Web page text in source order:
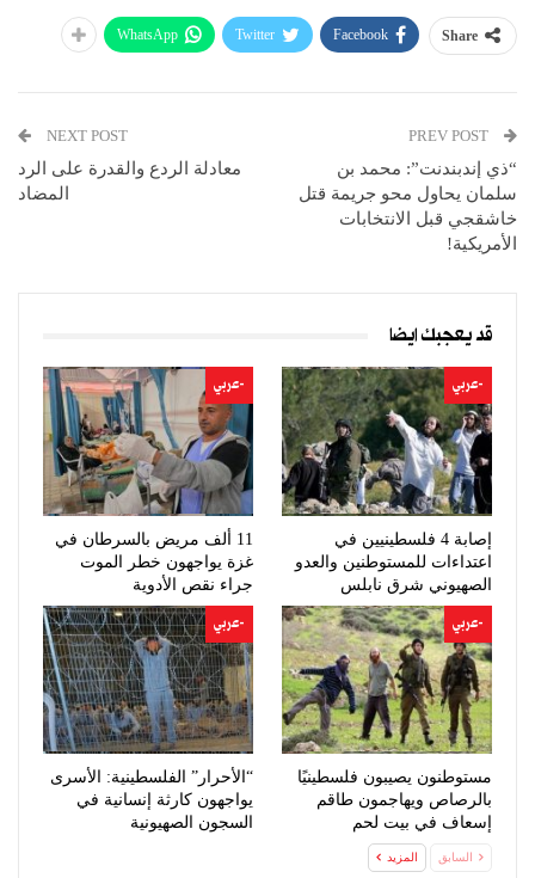
Share
Facebook
Twitter
WhatsApp
“ذي إندبندنت”: محمد بن
سلمان يحاول محو جريمة قتل
خاشقجي قبل الانتخابات
الأمريكية!
NEXT POST
معادلة الردع والقدرة على الرد
المضاد
قد يعجبك ايضا
-عربي
إصابة 4 فلسطينيين في
اعتداءات للمستوطنين والعدو
الصهيوني شرق نابلس
-عربي
11 ألف مريض بالسرطان في
غزة يواجهون خطر الموت
جراء نقص الأدوية
-عربي
مستوطنون يصيبون فلسطينيًا
بالرصاص ويهاجمون طاقم
إسعاف في بيت لحم
-عربي
“الأحرار” الفلسطينية: الأسرى
يواجهون كارثة إنسانية في
السجون الصهيونية
السابق المزيد